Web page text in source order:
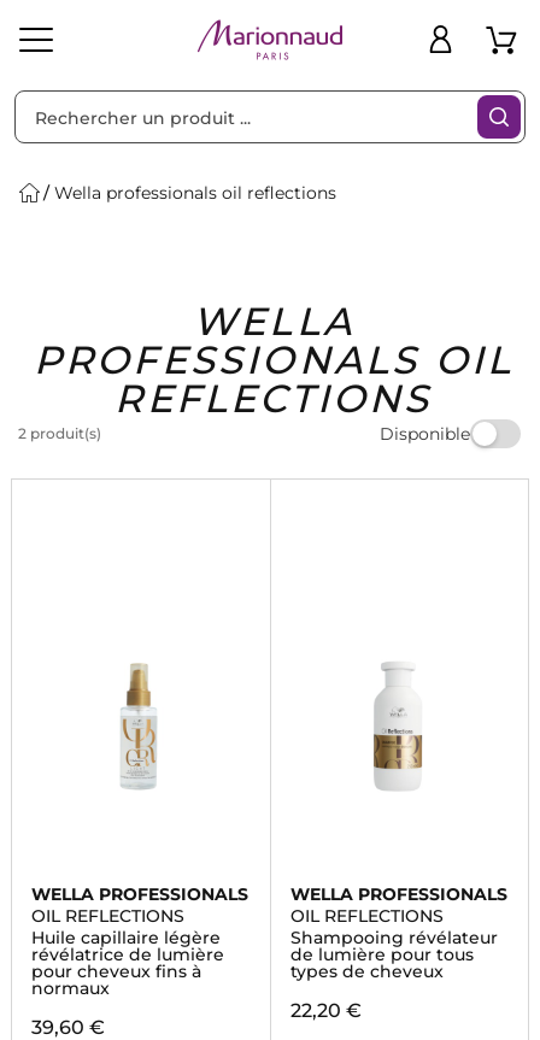
Homme Marques Idées
Cadeaux
Wella professionals oil reflections
WELLA
PROFESSIONALS OIL
REFLECTIONS
2 produit(s) Disponible
Filtres
WELLA PROFESSIONALS
OIL REFLECTIONS
Huile capillaire légère
révélatrice de lumière
pour cheveux fins à
normaux
39,60 €
WELLA PROFESSIONALS
OIL REFLECTIONS
Shampooing révélateur
de lumière pour tous
types de cheveux
22,20 €